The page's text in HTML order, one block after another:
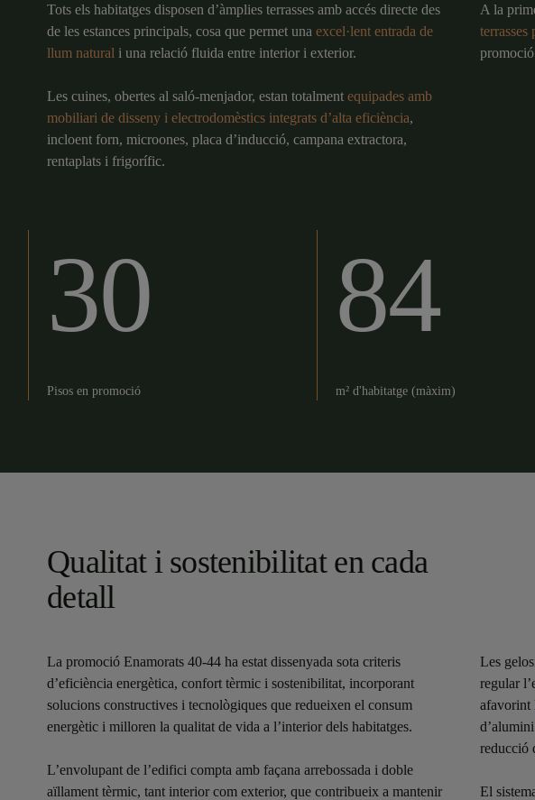
Tots els habitatges disposen d’àmplies terrasses amb accés directe des
de les estances principals, cosa que permet una excel·lent entrada de
llum natural i una relació fluida entre interior i exterior.
Les cuines, obertes al saló-menjador, estan totalment equipades amb
mobiliari de disseny i electrodomèstics integrats d’alta eficiència,
incloent forn, microones, placa d’inducció, campana extractora,
rentaplats i frigorífic.
A la
terrasses
30
Pisos en promoció
84
m² d'habitatge (màxim)
Qualitat i sostenibilitat en cada
detall
La promoció Enamorats 40-44 ha estat dissenyada sota criteris
d’eficiència energètica, confort tèrmic i sostenibilitat, incorporant
solucions constructives i tecnològiques que redueixen el consum
energètic i milloren la qualitat de vida a l’interior dels habitatges.
L’envolupant de l’edifici compta amb façana arrebossada i doble
aïllament tèrmic, tant interior com exterior, que contribueix a mantenir
Les
regular
afavorint
reducció
El